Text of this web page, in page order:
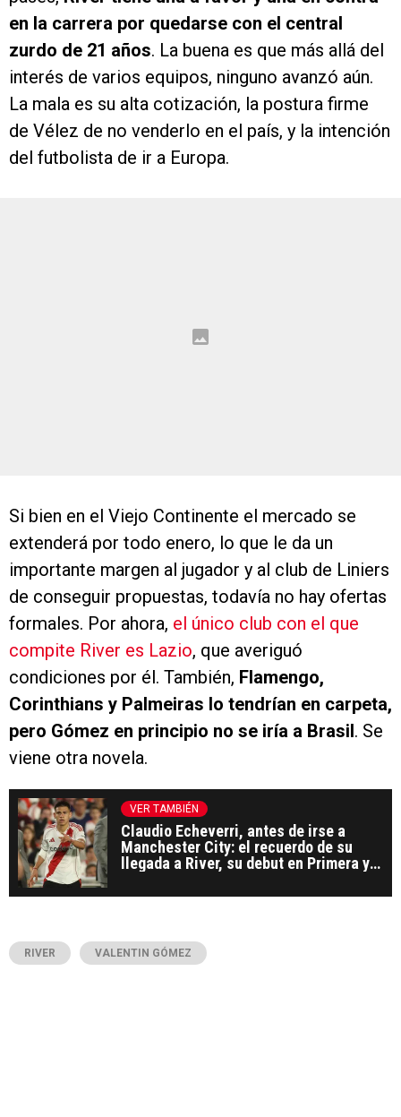
en la carrera por quedarse con el central
zurdo de 21 años. La buena es que más allá del
interés de varios equipos, ninguno avanzó aún.
La mala es su alta cotización, la postura firme
de Vélez de no venderlo en el país, y la intención
del futbolista de ir a Europa.
Si bien en el Viejo Continente el mercado se
extenderá por todo enero, lo que le da un
importante margen al jugador y al club de Liniers
de conseguir propuestas, todavía no hay ofertas
formales. Por ahora, el único club con el que
compite River es Lazio, que averiguó
condiciones por él. También, Flamengo,
Corinthians y Palmeiras lo tendrían en carpeta,
pero Gómez en principio no se iría a Brasil. Se
viene otra novela.
VER TAMBIÉN
Claudio Echeverri, antes de irse a
Manchester City: el recuerdo de su
llegada a River, su debut en Primera y
RIVER VALENTIN GÓMEZ